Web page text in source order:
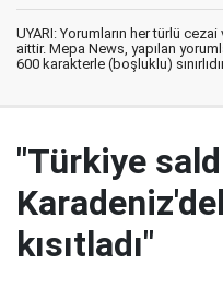
UYARI: Yorumların her türlü
aittir. Mepa News, yapılan
600 karakterle (boşluklu)
"Türkiye
kısıtladı"